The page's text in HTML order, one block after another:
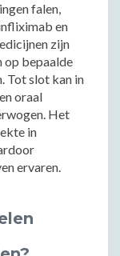
falen,
en
zijn
op bepaalde
Tot slot kan in
oraal
Het
in
ervaren.